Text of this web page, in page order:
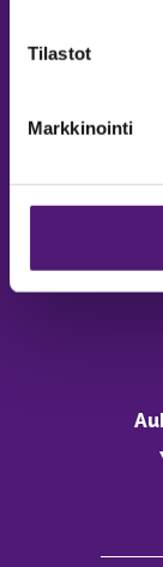
Tilastot
Markkinointi